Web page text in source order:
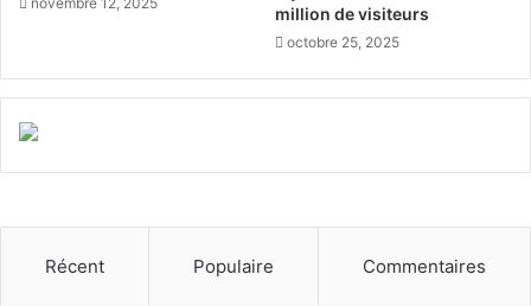
p
è
l
e
g
e
i
n
e
million de visiteurs
octobre 25, 2025
Récent Populaire Commentaires